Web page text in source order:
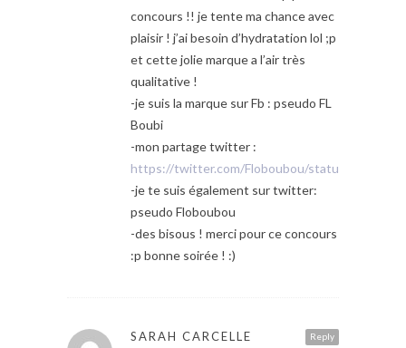
concours !! je tente ma chance avec
plaisir ! j’ai besoin d’hydratation lol ;p
et cette jolie marque a l’air très
qualitative !
-je suis la marque sur Fb : pseudo FL
Boubi
-mon partage twitter :
https://twitter.com/Floboubou/status/
-je te suis également sur twitter:
pseudo Floboubou
-des bisous ! merci pour ce concours
:p bonne soirée ! :)
Reply
SARAH CARCELLE